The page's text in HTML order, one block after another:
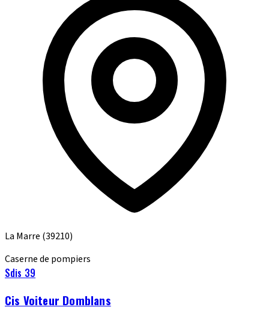
La Marre (39210)
Caserne de pompiers
Sdis 39
Cis Voiteur Domblans